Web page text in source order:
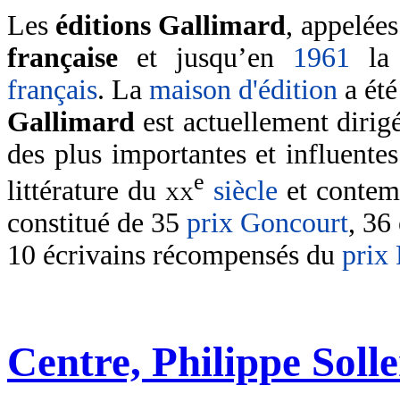
Les éditions Gallimard,
française et jusqu’en 1961
français. Lamaison d'édition a
Gallimard est actuellement
des plus importantes et
littérature du xxe siècle et
constitué de 35 prix Goncourt,
10 écrivains récompensés du prix
Centre, Philippe